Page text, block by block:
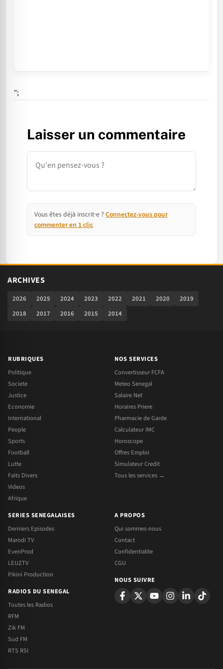
";
Laisser un commentaire
Commentaire
Vous êtes déjà inscrit·e ? Connectez-vous pour
commenter en 1 clic
ARCHIVES
2026 2025 2024 2023 2022 2021 2020
2019
2018
2017 2016 2015 2014
RUBRIQUES
Politique
Societe
Justice
Economie
International
People
Sports
Football
Lutte
Faits Divers
Videos
Afrique
NOS SERVICES
Convertisseur FCFA
Meteo Senegal
Salaire Net
Horaires Priere
Pharmacie de Garde
Calculateur IMC
Horoscope
Offres Emploi
Simulateur Credit
Tous les services →
SERIES SENEGALAISES
Derniers Episodes
Marodi TV
EvenProd
LEUZTV
Pikini Production
RADIOS DU SENEGAL
Toutes les Radios
RFM
Zik FM
Sud FM
RTS RSI
A PROPOS
Qui sommes-nous
Contact
Confidentialite
CGU
NOUS SUIVRE